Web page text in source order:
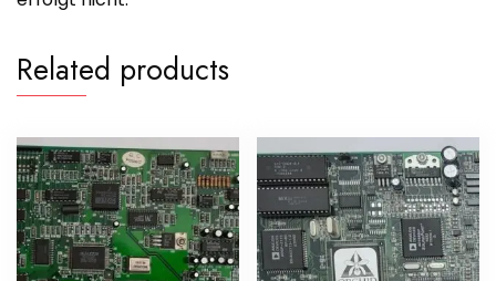
Related products